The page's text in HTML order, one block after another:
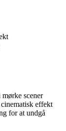
scener
effekt
for at undgå